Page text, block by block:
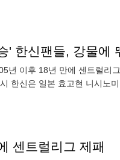
' 한신팬들, 강물에
년 이후 18년 만에 센트럴리
한신은 일본 효고현 니시노
센트럴리그 제패